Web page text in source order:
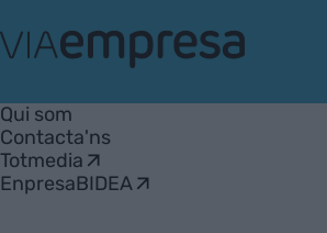
Empresa
Qui som
Contacta'ns
Totmedia
EnpresaBIDEA